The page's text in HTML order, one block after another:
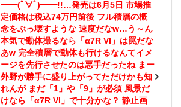
━━(ﾟ∀ﾟ)━━!!…発売は6月5日 市場推
定価格は税込74万円前後 フル積層の概
念をぶっ壊すような 速度だなw…う～ん
本気で動体撮るなら「α7R VI」は罠だな
あw 完全積層で動体も行けるなんてイメ
ージを先行させたのは悪手だったね まー
外野が勝手に盛り上がってただけかも知
れんが まだ「1」や「9」が必須 風景だ
けなら「α7R VI」で十分かな？ 静止画